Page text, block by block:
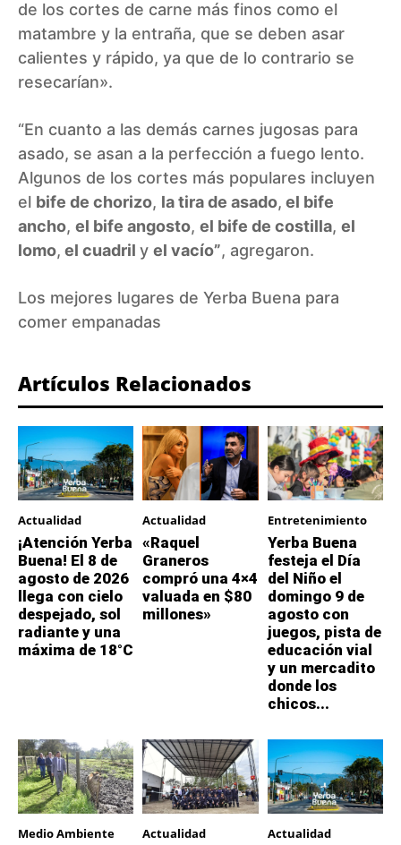
de los cortes de carne más finos como el
matambre y la entraña, que se deben asar
calientes y rápido, ya que de lo contrario se
resecarían».
“En cuanto a las demás carnes jugosas para
asado, se asan a la perfección a fuego lento.
Algunos de los cortes más populares incluyen
el bife de chorizo, la tira de asado, el bife
ancho, el bife angosto, el bife de costilla, el
lomo, el cuadril y el vacío”, agregaron.
Los mejores lugares de Yerba Buena para
comer empanadas
Artículos Relacionados
Actualidad
¡Atención Yerba
Buena! El 8 de
agosto de 2026
llega con cielo
despejado, sol
radiante y una
máxima de 18°C
Actualidad
«Raquel
Graneros
compró una 4×4
valuada en $80
millones»
Entretenimiento
Yerba Buena
festeja el Día
del Niño el
domingo 9 de
agosto con
juegos, pista de
educación vial
y un mercadito
donde los
chicos...
Medio Ambiente Actualidad Actualidad